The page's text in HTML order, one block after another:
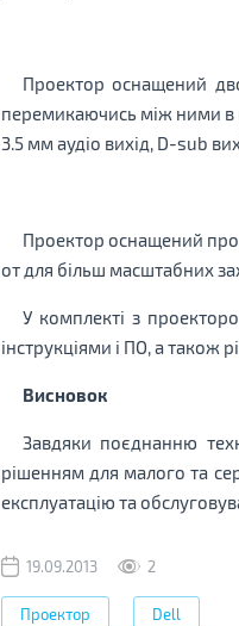
Проектор оснащений
перемикаючись між ними в
3.5 мм аудіо вихід, D-sub
Проектор оснащений
от для більш масштабних
У комплекті з
інструкціями і ПО, а також
Висновок
Завдяки поєднанню
рішенням для малого та
експлуатацію та
19.09.2013 2
Проектор Dell